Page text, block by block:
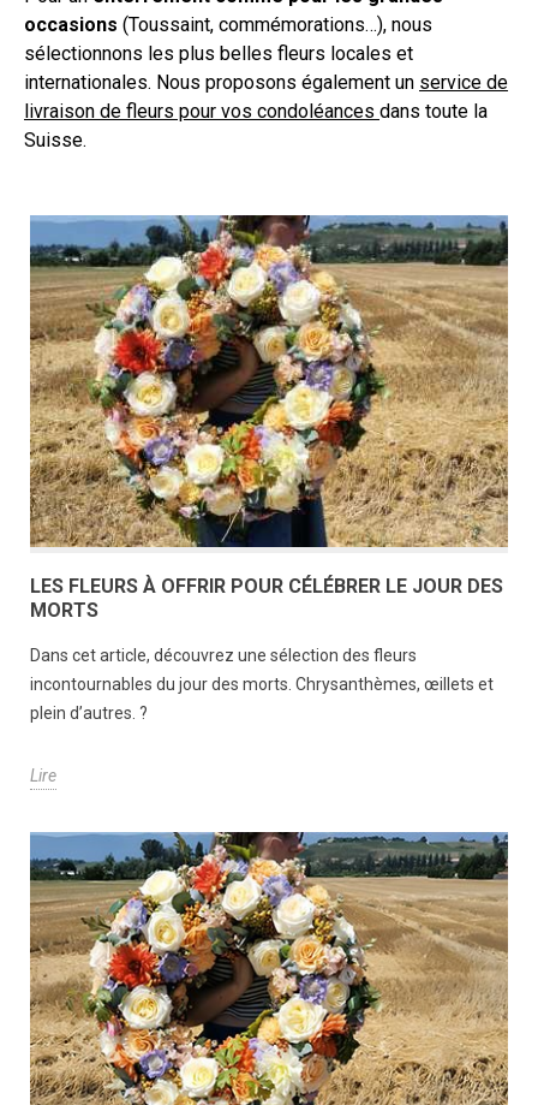
occasions (Toussaint, commémorations…), nous
sélectionnons les plus belles fleurs locales et
internationales. Nous proposons également un service de
livraison de fleurs pour vos condoléances dans toute la
Suisse.
LES FLEURS À OFFRIR POUR CÉLÉBRER LE JOUR DES
MORTS
Dans cet article, découvrez une sélection des fleurs
incontournables du jour des morts. Chrysanthèmes, œillets et
plein d’autres. ?
Lire